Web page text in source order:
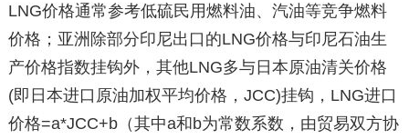
LNG价格通常参考低硫民用燃料油、汽油等竞争燃料
价格；亚洲除部分印尼出口的LNG价格与印尼石油生
产价格指数挂钩外，其他LNG多与日本原油清关价格
(即日本进口原油加权平均价格，JCC)挂钩，LNG进口
价格=a*JCC+b（其中a和b为常数系数，由贸易双方协